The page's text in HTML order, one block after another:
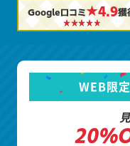
Google口コミ★4.9獲
WEB限